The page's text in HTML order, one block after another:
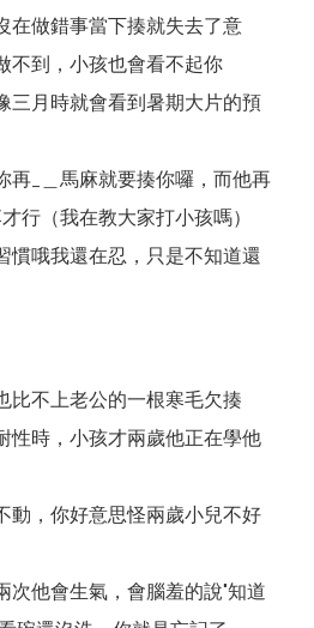
在做錯事當下揍就失去了意
不到，小孩也會看不起你
三月時就會看到暑期大片的預
再_＿馬麻就要揍你囉，而他再
行（我在教大家打小孩嗎）
慣哦我還在忍，只是不知道還
比不上老公的一根寒毛欠揍
性時，小孩才兩歲他正在學他
動，你好意思怪兩歲小兒不好
次他會生氣，會腦羞的說"知道